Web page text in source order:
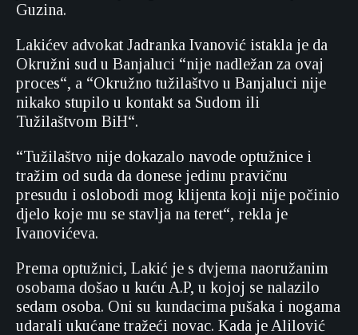
Guzina.
Lakićev advokat Jadranka Ivanović istakla je da
Okružni sud u Banjaluci “nije nadležan za ovaj
proces“, a “Okružno tužilaštvo u Banjaluci nije
nikako stupilo u kontakt sa Sudom ili
Tužilaštvom BiH“.
“Tužilaštvo nije dokazalo navode optužnice i
tražim od suda da donese jedinu pravičnu
presudu i oslobodi mog klijenta koji nije počinio
djelo koje mu se stavlja na teret“, rekla je
Ivanovićeva.
Prema optužnici, Lakić je s dvjema naoružanim
osobama došao u kuću A.P, u kojoj se nalazilo
sedam osoba. Oni su kundacima pušaka i nogama
udarali ukućane tražeći novac. Kada je Alilović